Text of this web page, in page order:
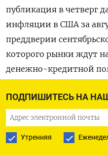
ПОДПИШИТЕСЬ НА
Утренняя
публикация в четверг
инфляции в США за
преддверии
которого рынки ждут
денежно-кредитной